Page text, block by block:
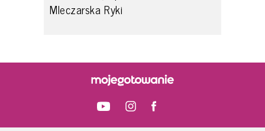
Mleczarska Ryki